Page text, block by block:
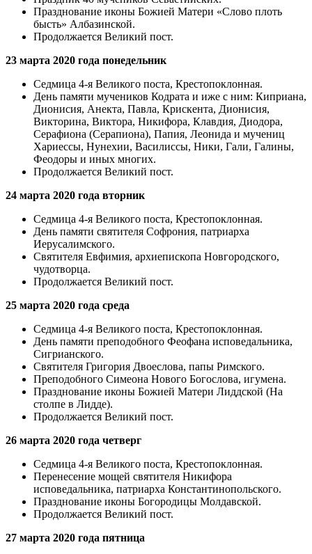
Празднование иконы Божией Матери «Слово плоть
бысть» Албазинской.
Продолжается Великий пост.
23 марта 2020 года понедельник
Седмица 4-я Великого поста, Крестопоклонная.
День памяти мучеников Кодрата и иже с ним: Киприана,
Дионисия, Анекта, Павла, Крискента, Дионисия,
Викторина, Виктора, Никифора, Клавдия, Диодора,
Серафиона (Серапиона), Папия, Леонида и мучениц
Хариессы, Нунехии, Василиссы, Ники, Гали, Галины,
Феодоры и иных многих.
Продолжается Великий пост.
24 марта 2020 года вторник
Седмица 4-я Великого поста, Крестопоклонная.
День памяти святителя Софрония, патриарха
Иерусалимского.
Святителя Евфимия, архиепископа Новгородского,
чудотворца.
Продолжается Великий пост.
25 марта 2020 года среда
Седмица 4-я Великого поста, Крестопоклонная.
День памяти преподобного Феофана исповедальника,
Сигрианского.
Святителя Григория Двоеслова, папы Римского.
Преподобного Симеона Нового Богослова, игумена.
Празднование иконы Божией Матери Лиддской (На
столпе в Лидде).
Продолжается Великий пост.
26 марта 2020 года четверг
Седмица 4-я Великого поста, Крестопоклонная.
Перенесение мощей святителя Никифора
исповедальника, патриарха Константинопольского.
Празднование иконы Богородицы Молдавской.
Продолжается Великий пост.
27 марта 2020 года пятница